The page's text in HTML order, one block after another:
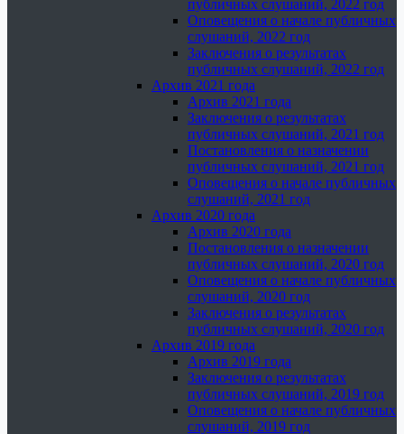
публичных слушаний, 2022 год
Оповещения о начале публичных
слушаний, 2022 год
Заключения о результатах
публичных слушаний, 2022 год
Архив 2021 года
Архив 2021 года
Заключения о результатах
публичных слушаний, 2021 год
Постановления о назначении
публичных слушаний, 2021 год
Оповещения о начале публичных
слушаний, 2021 год
Архив 2020 года
Архив 2020 года
Постановления о назначении
публичных слушаний, 2020 год
Оповещения о начале публичных
слушаний, 2020 год
Заключения о результатах
публичных слушаний, 2020 год
Архив 2019 года
Архив 2019 года
Заключения о результатах
публичных слушаний, 2019 год
Оповещения о начале публичных
слушаний, 2019 год